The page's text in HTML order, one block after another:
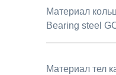
Материал
Bearing steel
Материал тел